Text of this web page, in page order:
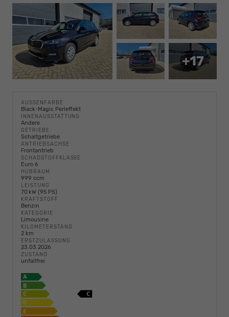
+17
AUSSENFARBE
Black-Magic Perleffekt
INNENAUSSTATTUNG
Andere
GETRIEBE
Schaltgetriebe
ANTRIEBSACHSE
Frontantrieb
SCHADSTOFFKLASSE
Euro 6
HUBRAUM
999 ccm
LEISTUNG
70 kW (95 PS)
KRAFTSTOFF
Benzin
KATEGORIE
Limousine
KILOMETERSTAND
2 km
ERSTZULASSUNG
23.03.2026
ZUSTAND
unfallfrei